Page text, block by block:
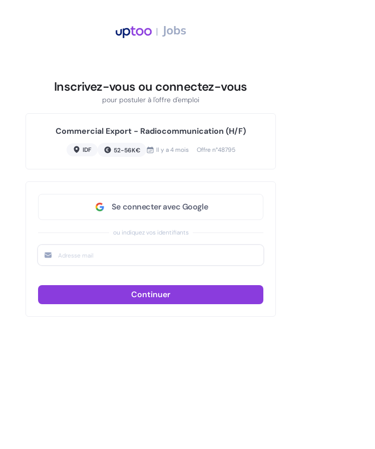
Inscrivez-vous ou connectez-vous
pour postuler à l'offre d'emploi
Commercial Export - Radiocommunication (H/F)
IDF 52-56K€ Il y a4 mois Offre n°48795
Se connecter avec Google
ou indiquez vos identifiants
Continuer